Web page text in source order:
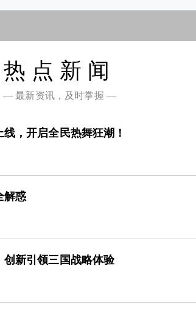
热点新闻
— 最新资讯，及时掌握 —
，开启全民热舞狂潮！
解惑
创新引领三国战略体验